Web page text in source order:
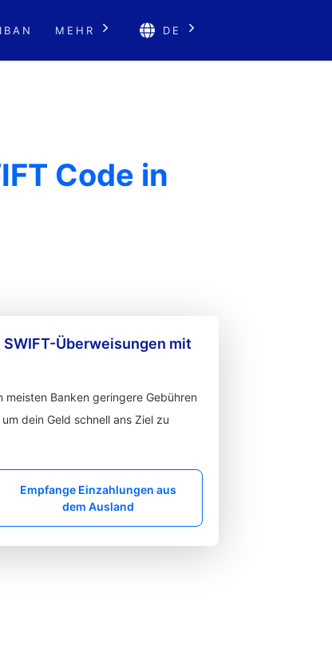
IBAN MEHR DE
Code in
Überweisungen mit
Banken geringere Gebühren
dein Geld schnell ans Ziel zu
Empfange Einzahlungen aus
dem Ausland